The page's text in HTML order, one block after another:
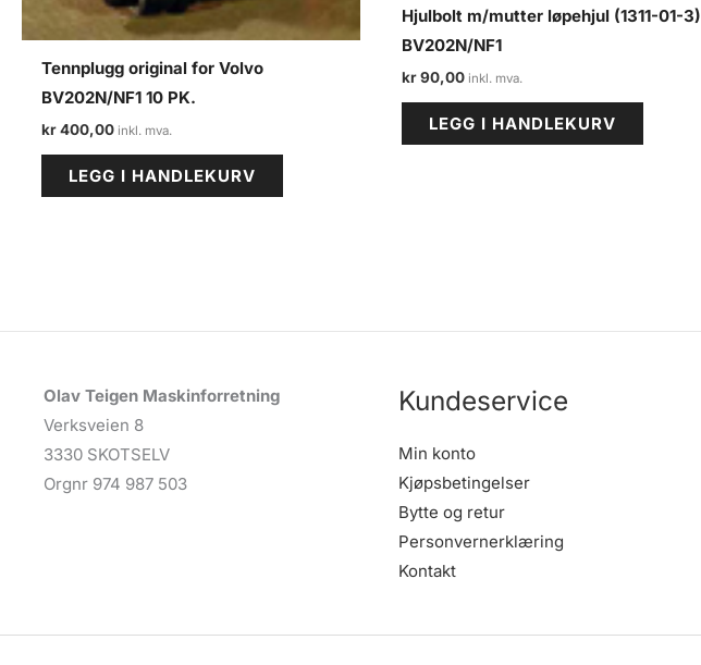
Tennplugg original for Volvo
BV202N/NF1 10 PK.
kr400,00
LEGG I HANDLEKURV
Hjulbolt m/mutter løpehjul (1311-01-3)
BV202N/NF1
kr90,00
LEGG I HANDLEKURV
Olav Teigen Maskinforretning
Verksveien 8
3330 SKOTSELV
Orgnr 974 987 503
Kundeservice
Min konto
Kjøpsbetingelser
Bytte og retur
Personvernerklæring
Kontakt